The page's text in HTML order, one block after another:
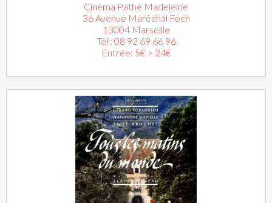
Cinéma Pathé Madeleine
36 Avenue Maréchal Foch
13004 Marseille
Tél : 08 92 69 66 96
Entrée: 5€ > 24€